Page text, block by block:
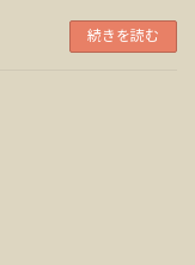
続きを読む